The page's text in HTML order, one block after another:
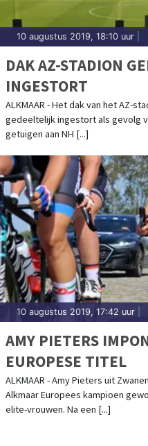
10 augustus 2019, 18:10 uur
DAK AZ-STADION
INGESTORT
ALKMAAR - Het dak van het AZ-
gedeeltelijk ingestort als gevolg
getuigen aan NH [...]
10 augustus 2019, 17:42 uur
AMY PIETERS
EUROPESE TITEL
ALKMAAR - Amy Pieters uit
Alkmaar Europees kampioen
elite-vrouwen. Na een [...]